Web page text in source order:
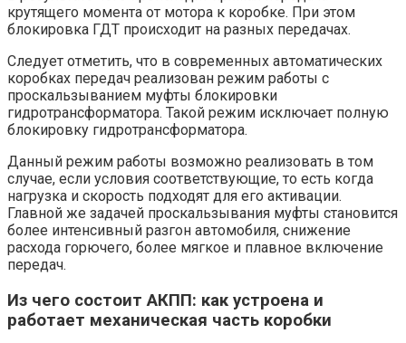
крутящего момента от мотора к коробке. При этом
блокировка ГДТ происходит на разных передачах.
Следует отметить, что в современных автоматических
коробках передач реализован режим работы с
проскальзыванием муфты блокировки
гидротрансформатора. Такой режим исключает полную
блокировку гидротрансформатора.
Данный режим работы возможно реализовать в том
случае, если условия соответствующие, то есть когда
нагрузка и скорость подходят для его активации.
Главной же задачей проскальзывания муфты становится
более интенсивный разгон автомобиля, снижение
расхода горючего, более мягкое и плавное включение
передач.
Из чего состоит АКПП: как устроена и
работает механическая часть коробки